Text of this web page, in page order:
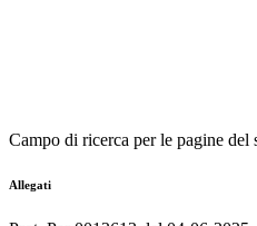
Campo di ricerca per le pagine del
Allegati